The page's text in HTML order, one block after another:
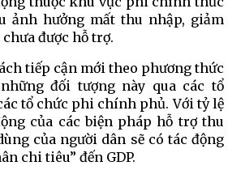
ảnh hưởng mất thu nhập, giảm
được hỗ trợ.
tiếp cận mới theo phương thức
đối tượng này qua các tổ
tổ chức phi chính phủ. Với tỷ lệ
của các biện pháp hỗ trợ thu
của người dân sẽ có tác động
chi tiêu” đến GDP.